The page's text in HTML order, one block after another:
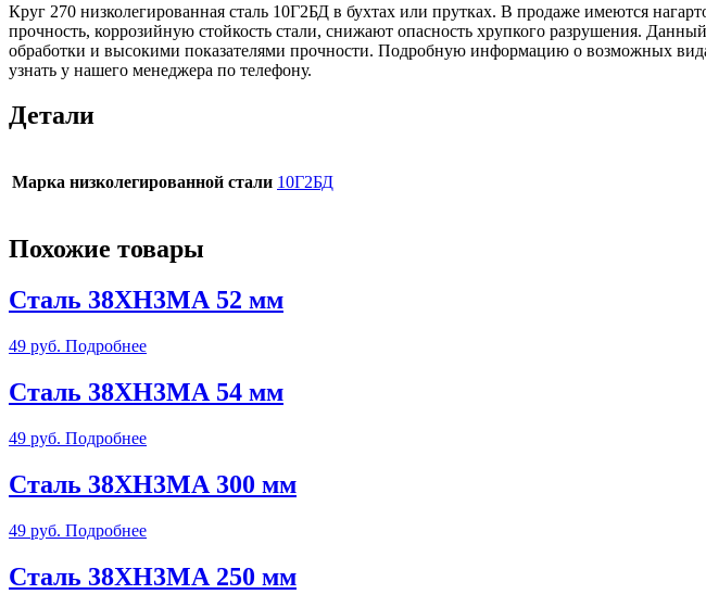
Круг 270 низколегированная сталь 10Г2БД в бухтах или прутках. В продаже имеются
прочность, коррозийную стойкость стали, снижают опасность хрупкого разрушения.
обработки и высокими показателями прочности. Подробную информацию о возможных
узнать у нашего менеджера по телефону.
Детали
Марка низколегированной стали 10Г2БД
Похожие товары
Сталь 38ХН3МА 52 мм
49 руб. Подробнее
Сталь 38ХН3МА 54 мм
49 руб. Подробнее
Сталь 38ХН3МА 300 мм
49 руб. Подробнее
Сталь 38ХН3МА 250 мм